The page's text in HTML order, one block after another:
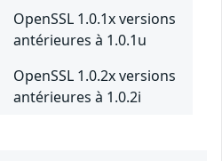
OpenSSL 1.0.1x versions
antérieures à 1.0.1u
OpenSSL 1.0.2x versions
antérieures à 1.0.2i